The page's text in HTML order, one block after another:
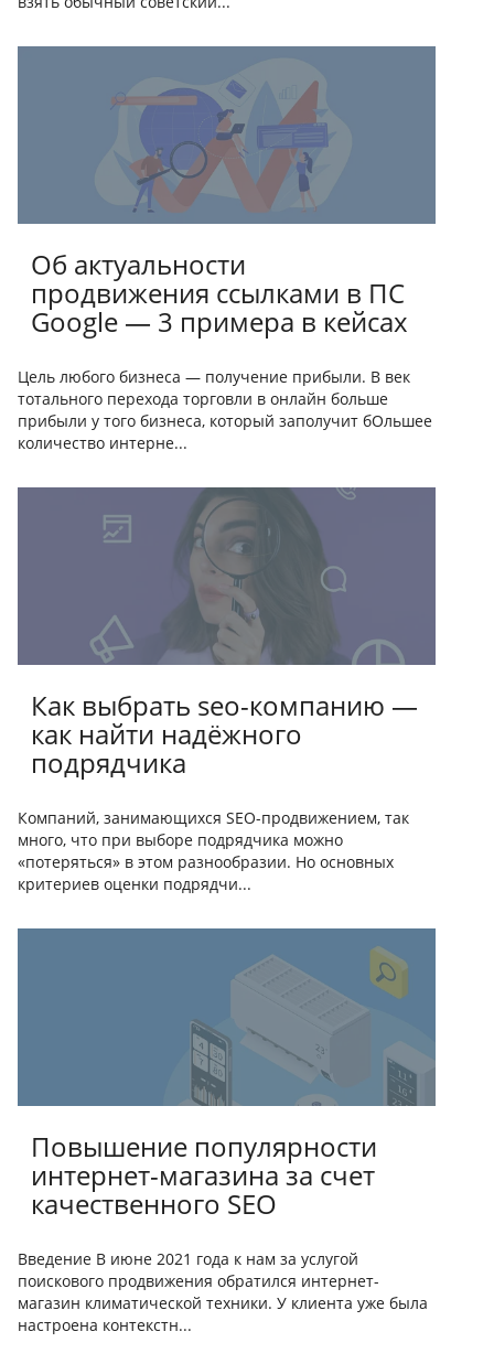
Об актуальности
продвижения ссылками в ПС
Google — 3 примера в кейсах
Цель любого бизнеса — получение прибыли. В век
тотального перехода торговли в онлайн больше
прибыли у того бизнеса, который заполучит бОльшее
количество интерне...
Как выбрать seo-компанию —
как найти надёжного
подрядчика
Компаний, занимающихся SEO-продвижением, так
много, что при выборе подрядчика можно
«потеряться» в этом разнообразии. Но основных
критериев оценки подрядчи...
Повышение популярности
интернет-магазина за счет
качественного SEO
Введение В июне 2021 года к нам за услугой
поискового продвижения обратился интернет-
магазин климатической техники. У клиента уже была
настроена контекстн...